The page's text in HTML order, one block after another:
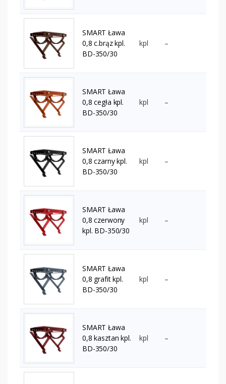
SMART Ława
0,8 c.brąz kpl.
BD-350/30
kpl –
SMART Ława
0,8 cegła kpl.
BD-350/30
kpl –
SMART Ława
0,8 czarny kpl.
BD-350/30
kpl –
SMART Ława
0,8 czerwony
kpl. BD-350/30
kpl –
SMART Ława
0,8 grafit kpl.
BD-350/30
kpl –
SMART Ława
0,8 kasztan kpl.
BD-350/30
kpl –